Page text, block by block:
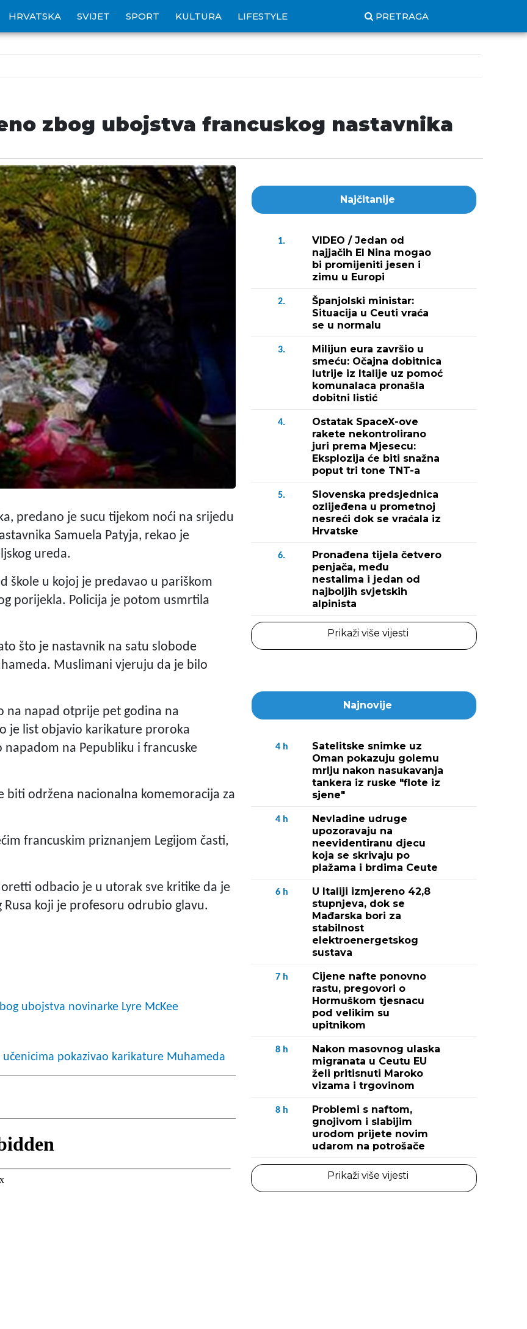
HRVATSKA SVIJET SPORT KULTURA LIFESTYLE PRETRAGA
zbog ubojstva francuskog nastavnika
predano je sucu tijekom noći na srijedu
Samuela Patyja, rekao je
ureda.
škole u kojoj je predavao u pariškom
porijekla. Policija je potom usmrtila
što je nastavnik na satu slobode
Muslimani vjeruju da je bilo
na napad otprije pet godina na
je list objavio karikature proroka
na Pepubliku i francuske
biti održena nacionalna komemoracija za
francuskim priznanjem Legijom časti,
odbacio je u utorak sve kritike da je
koji je profesoru odrubio glavu.
ubojstva novinarke Lyre McKee
pokazivao karikature Muhameda
Najčitanije
1.
VIDEO / Jedan od
najjačih El Nina mogao
bi promijeniti jesen i
zimu u Europi
2.
Španjolski ministar:
Situacija u Ceuti vraća
se u normalu
3.
Milijun eura završio u
smeću: Očajna dobitnica
lutrije iz Italije uz pomoć
komunalaca pronašla
dobitni listić
4.
Ostatak SpaceX-ove
rakete nekontrolirano
juri prema Mjesecu:
Eksplozija će biti snažna
poput tri tone TNT-a
5.
Slovenska predsjednica
ozlijeđena u prometnoj
nesreći dok se vraćala iz
Hrvatske
6.
Pronađena tijela četvero
penjača, među
nestalima i jedan od
najboljih svjetskih
alpinista
Prikaži više vijesti
Najnovije
4 h
Satelitske snimke uz
Oman pokazuju golemu
mrlju nakon nasukavanja
tankera iz ruske "flote iz
sjene"
4 h
Nevladine udruge
upozoravaju na
neevidentiranu djecu
koja se skrivaju po
plažama i brdima Ceute
6 h
U Italiji izmjereno 42,8
stupnjeva, dok se
Mađarska bori za
stabilnost
elektroenergetskog
sustava
7 h
Cijene nafte ponovno
rastu, pregovori o
Hormuškom tjesnacu
pod velikim su
upitnikom
8 h
Nakon masovnog ulaska
migranata u Ceutu EU
želi pritisnuti Maroko
vizama i trgovinom
8 h
Problemi s naftom,
gnojivom i slabijim
urodom prijete novim
udarom na potrošače
Prikaži više vijesti